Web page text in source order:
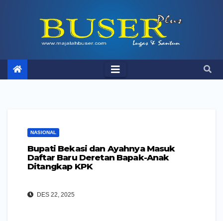
NASIONAL
Bupati Bekasi dan Ayahnya Masuk
Daftar Baru Deretan Bapak-Anak
Ditangkap KPK
DES 22, 2025